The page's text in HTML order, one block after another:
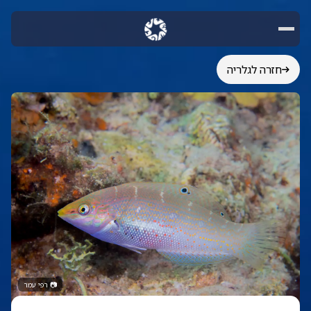
חזרה לגלריה
📷רפי עמר